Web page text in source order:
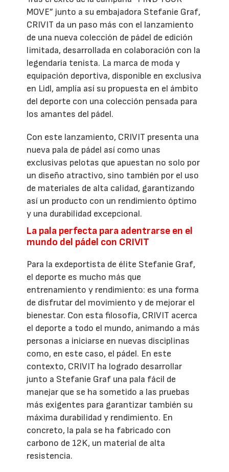
MOVE” junto a su embajadora Stefanie Graf,
CRIVIT da un paso más con el lanzamiento
de una nueva colección de pádel de edición
limitada, desarrollada en colaboración con la
legendaria tenista. La marca de moda y
equipación deportiva, disponible en exclusiva
en Lidl, amplía así su propuesta en el ámbito
del deporte con una colección pensada para
los amantes del pádel.
Con este lanzamiento, CRIVIT presenta una
nueva pala de pádel así como unas
exclusivas pelotas que apuestan no solo por
un diseño atractivo, sino también por el uso
de materiales de alta calidad, garantizando
así un producto con un rendimiento óptimo
y una durabilidad excepcional.
La pala perfecta para adentrarse en el
mundo del pádel con CRIVIT
Para la exdeportista de élite Stefanie Graf,
el deporte es mucho más que
entrenamiento y rendimiento: es una forma
de disfrutar del movimiento y de mejorar el
bienestar. Con esta filosofía, CRIVIT acerca
el deporte a todo el mundo, animando a más
personas a iniciarse en nuevas disciplinas
como, en este caso, el pádel. En este
contexto, CRIVIT ha logrado desarrollar
junto a Stefanie Graf una pala fácil de
manejar que se ha sometido a las pruebas
más exigentes para garantizar también su
máxima durabilidad y rendimiento. En
concreto, la pala se ha fabricado con
carbono de 12K, un material de alta
resistencia.